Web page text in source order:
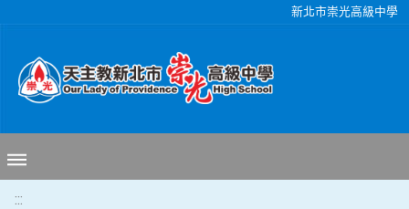
新北市崇光高級中學
:::